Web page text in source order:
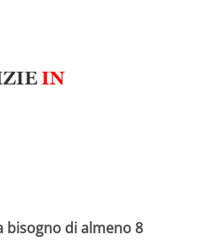
bisogno di almeno 8